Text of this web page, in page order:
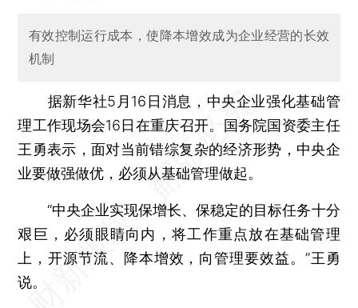
有效控制运行成本，使降本增效成为企业经营的长效
机制
据新华社5月16日消息，中央企业强化基础管
理工作现场会16日在重庆召开。国务院国资委主任
王勇表示，面对当前错综复杂的经济形势，中央企
业要做强做优，必须从基础管理做起。
“中央企业实现保增长、保稳定的目标任务十分
艰巨，必须眼睛向内，将工作重点放在基础管理
上，开源节流、降本增效，向管理要效益。”王勇
说。